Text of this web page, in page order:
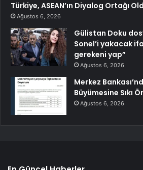
Türkiye, ASEAN’ın Diyalog Ortağı
Ağustos 6, 2026
Gülistan Doku
Sonel’i yakacak
gerekeni yap”
Ağustos 6, 2026
Merkez
Büyümesine Sıkı
Ağustos 6, 2026